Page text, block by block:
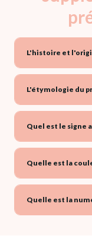
L'histoire et
L'étymologie du
Quel est le signe
Quelle est la
Quelle est la